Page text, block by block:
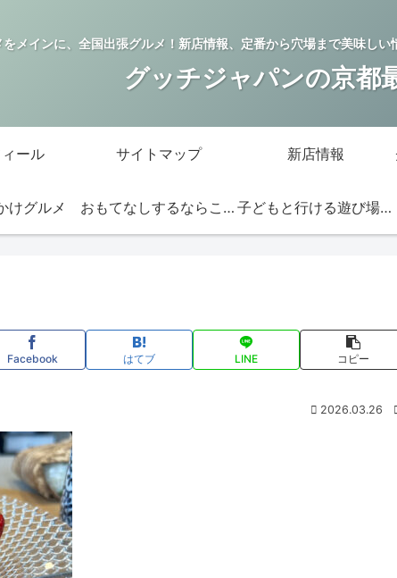
メインに、全国出張グルメ！新店情報、定番から穴場まで美味し
グッチジャパンの京都
ール サイトマップ 新店情報
けグルメ おもてなしするならこの店 子どもと行ける遊び場・お店
Facebook はてブ LINE コピー
2026.03.26